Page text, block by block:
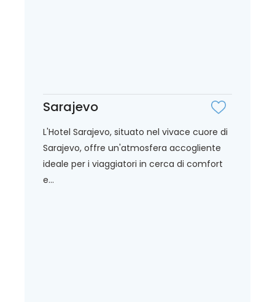
Sarajevo
L'Hotel Sarajevo, situato nel vivace cuore di
Sarajevo, offre un'atmosfera accogliente
ideale per i viaggiatori in cerca di comfort
e...